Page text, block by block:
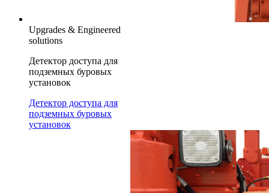
Upgrades & Engineered
solutions
Детектор доступа для
подземных буровых
установок
Детектор доступа для
подземных буровых
установок